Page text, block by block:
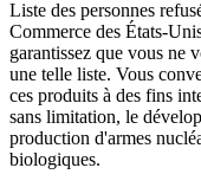
Liste des personnes
Commerce des États-
garantissez que vous ne
une telle liste. Vous
ces produits à des fins
sans limitation, le
production d'armes
biologiques.